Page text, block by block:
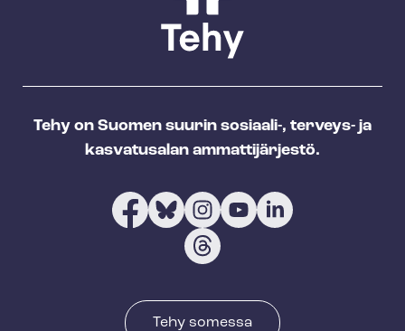
Tehy on Suomen suurin sosiaali-, terveys- ja
kasvatusalan ammattijärjestö.
Tehy somessa